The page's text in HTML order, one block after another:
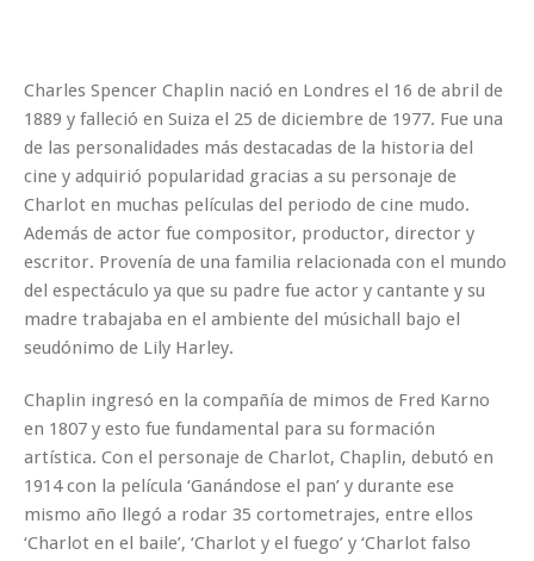
Charles Spencer Chaplin nació en Londres el 16 de abril de
1889 y falleció en Suiza el 25 de diciembre de 1977. Fue una
de las personalidades más destacadas de la historia del
cine y adquirió popularidad gracias a su personaje de
Charlot en muchas películas del periodo de cine mudo.
Además de actor fue compositor, productor, director y
escritor. Provenía de una familia relacionada con el mundo
del espectáculo ya que su padre fue actor y cantante y su
madre trabajaba en el ambiente del músichall bajo el
seudónimo de Lily Harley.
Chaplin ingresó en la compañía de mimos de Fred Karno
en 1807 y esto fue fundamental para su formación
artística. Con el personaje de Charlot, Chaplin, debutó en
1914 con la película ‘Ganándose el pan’ y durante ese
mismo año llegó a rodar 35 cortometrajes, entre ellos
‘Charlot en el baile’, ‘Charlot y el fuego’ y ‘Charlot falso